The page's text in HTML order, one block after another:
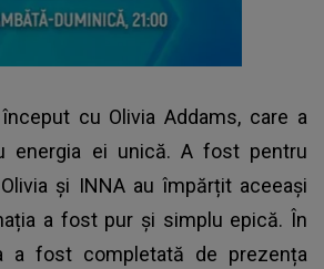
cu Olivia Addams, care a
energia ei unică. A fost pentru
și INNAau împărțit aceeași
a fost pur și simplu epică. În
a fost completată de prezența